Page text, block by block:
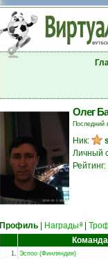
Олег
Последний
Ник:
Личный
Рейтинг:
Профиль Награды 8
Команда
1. Эспоо (Финляндия)